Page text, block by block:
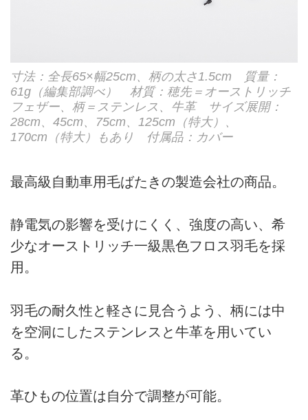
寸法：全長65×幅25cm、柄の太さ1.5cm 質量：
61g（編集部調べ） 材質：穂先＝オーストリッチ
フェザー、柄＝ステンレス、牛革 サイズ展開：
28cm、45cm、75cm、125cm（特大）、
170cm（特大）もあり 付属品：カバー
最高級自動車用毛ばたきの製造会社の商品。
静電気の影響を受けにくく、強度の高い、希
少なオーストリッチ一級黒色フロス羽毛を採
用。
羽毛の耐久性と軽さに見合うよう、柄には中
を空洞にしたステンレスと牛革を用いてい
る。
革ひもの位置は自分で調整が可能。